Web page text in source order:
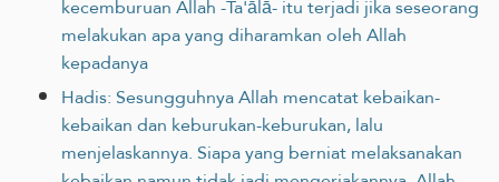
kecemburuan Allah -Ta'ālā- itu terjadi jika seseorang
melakukan apa yang diharamkan oleh Allah
kepadanya
Hadis: Sesungguhnya Allah mencatat kebaikan-
kebaikan dan keburukan-keburukan, lalu
menjelaskannya. Siapa yang berniat melaksanakan